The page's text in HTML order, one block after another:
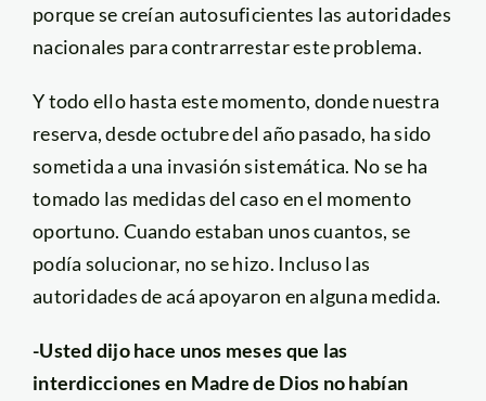
porque se creían autosuficientes las autoridades
nacionales para contrarrestar este problema.
Y todo ello hasta este momento, donde nuestra
reserva, desde octubre del año pasado, ha sido
sometida a una invasión sistemática. No se ha
tomado las medidas del caso en el momento
oportuno. Cuando estaban unos cuantos, se
podía solucionar, no se hizo. Incluso las
autoridades de acá apoyaron en alguna medida.
-Usted dijo hace unos meses que las
interdicciones en Madre de Dios no habían